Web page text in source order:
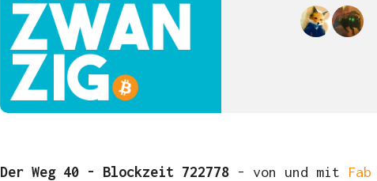
Der Weg 40 - Blockzeit 722778 - von und mit Fab